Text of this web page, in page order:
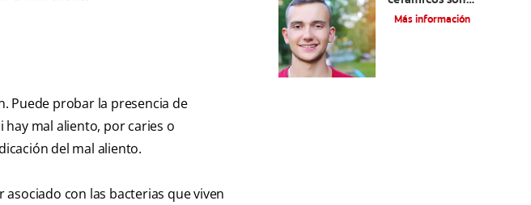
Puede probar la presencia de
hay mal aliento, por caries o
del mal aliento.
con las bacterias que viven
adecuados para usted?
Más información